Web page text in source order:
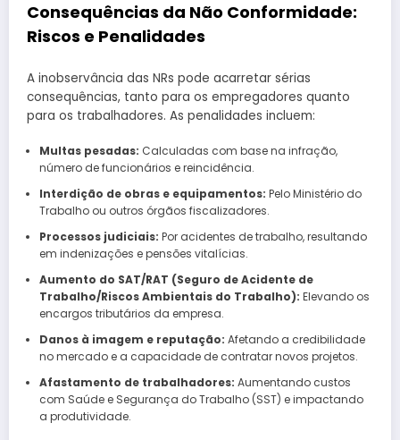
Consequências da Não Conformidade:
Riscos e Penalidades
A inobservância das NRs pode acarretar sérias
consequências, tanto para os empregadores quanto
para os trabalhadores. As penalidades incluem:
Multas pesadas: Calculadas com base na infração,
número de funcionários e reincidência.
Interdição de obras e equipamentos: Pelo Ministério do
Trabalho ou outros órgãos fiscalizadores.
Processos judiciais: Por acidentes de trabalho, resultando
em indenizações e pensões vitalícias.
Aumento do SAT/RAT (Seguro de Acidente de
Trabalho/Riscos Ambientais do Trabalho): Elevando os
encargos tributários da empresa.
Danos à imagem e reputação: Afetando a credibilidade
no mercado e a capacidade de contratar novos projetos.
Afastamento de trabalhadores: Aumentando custos
com Saúde e Segurança do Trabalho (SST) e impactando
a produtividade.